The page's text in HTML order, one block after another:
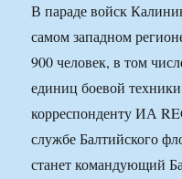
В параде войск
самом западном
900 человек, в том
единиц боевой
корреспонденту ИА
службе Балтийского
станет командующий